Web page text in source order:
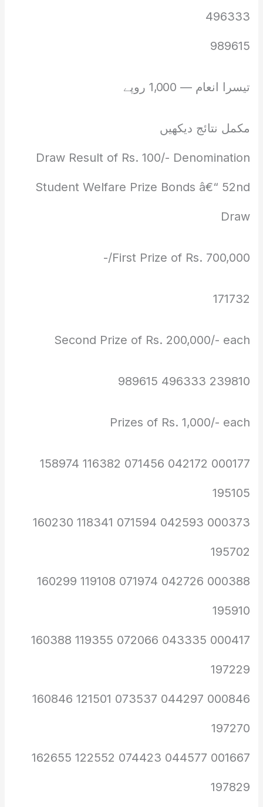
496333
989615
تیسرا انعام — 1,000 روپے
مکمل نتائج دیکھیں
Draw Result of Rs. 100/- Denomination
Student Welfare Prize Bonds â€“ 52nd
Draw
First Prize of Rs. 700,000/-
171732
Second Prize of Rs. 200,000/- each
239810 496333 989615
Prizes of Rs. 1,000/- each
000177 042172 071456 116382 158974
195105
000373 042593 071594 118341 160230
195702
000388 042726 071974 119108 160299
195910
000417 043335 072066 119355 160388
197229
000846 044297 073537 121501 160846
197270
001667 044577 074423 122552 162655
197829